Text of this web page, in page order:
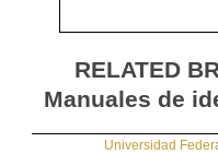
RELATED
Manuales de
Universidad